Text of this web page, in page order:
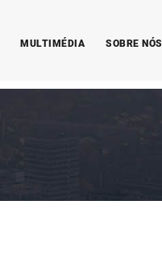
MULTIMÉDIA SOBRE NÓS